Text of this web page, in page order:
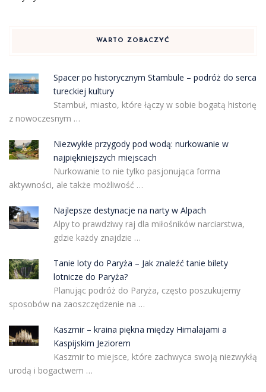
WARTO ZOBACZYĆ
Spacer po historycznym Stambule – podróż do serca
tureckiej kultury
Stambuł, miasto, które łączy w sobie bogatą historię
z nowoczesnym …
Niezwykłe przygody pod wodą: nurkowanie w
najpiękniejszych miejscach
Nurkowanie to nie tylko pasjonująca forma
aktywności, ale także możliwość …
Najlepsze destynacje na narty w Alpach
Alpy to prawdziwy raj dla miłośników narciarstwa,
gdzie każdy znajdzie …
Tanie loty do Paryża – Jak znaleźć tanie bilety
lotnicze do Paryża?
Planując podróż do Paryża, często poszukujemy
sposobów na zaoszczędzenie na …
Kaszmir – kraina piękna między Himalajami a
Kaspijskim Jeziorem
Kaszmir to miejsce, które zachwyca swoją niezwykłą
urodą i bogactwem …